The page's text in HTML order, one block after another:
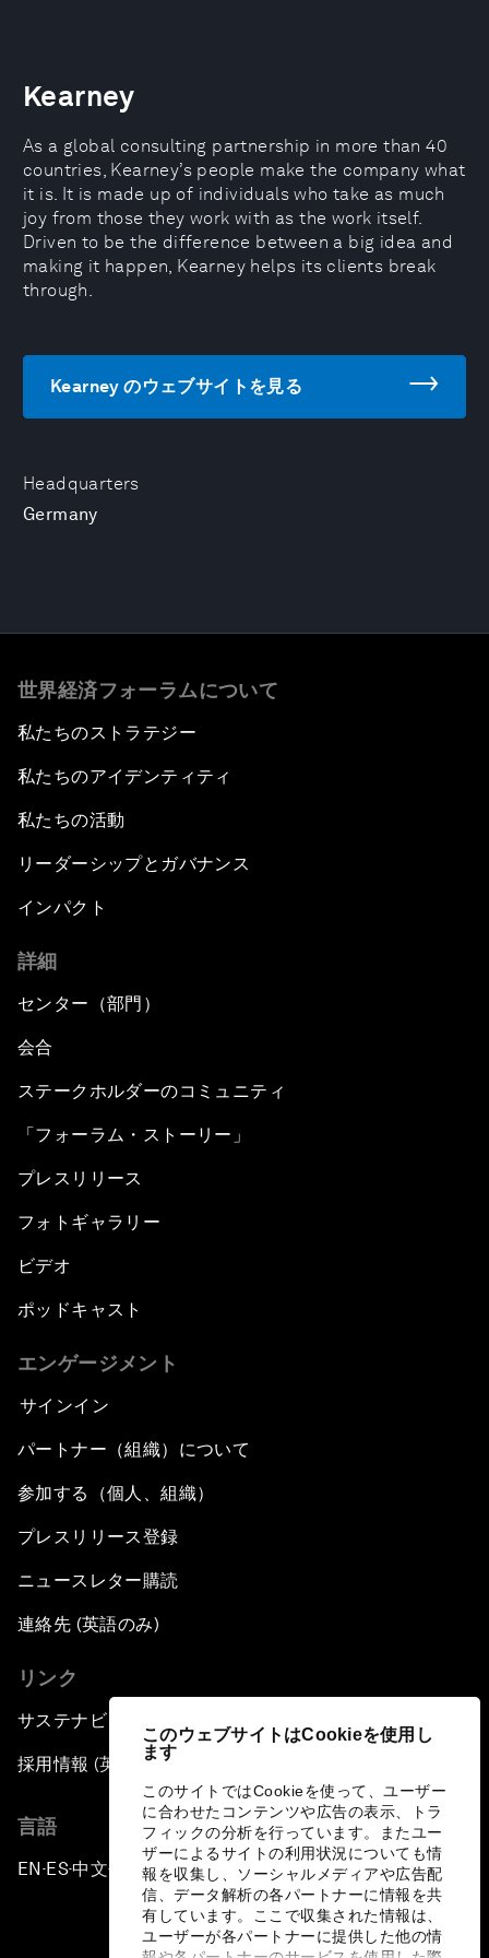
このウェブサイトはCookieを使用し
ます
このサイトではCookieを使って、ユーザー
に合わせたコンテンツや広告の表示、トラ
フィックの分析を行っています。またユー
ザーによるサイトの利用状況についても情
報を収集し、ソーシャルメディアや広告配
信、データ解析の各パートナーに情報を共
有しています。ここで収集された情報は、
ユーザーが各パートナーに提供した他の情
Headquarters
Germany
Kearney
As a global consulting partnership in more than 40
countries, Kearney’s people make the company what
it is. It is made up of individuals who take as much
joy from those they work with as the work itself.
Driven to be the difference between a big idea and
making it happen, Kearney helps its clients break
through.
Kearney のウェブサイトを見る
世界経済フォーラムについて
私たちのストラテジー
私たちのアイデンティティ
私たちの活動
リーダーシップとガバナンス
インパクト
詳細
センター（部門）
会合
ステークホルダーのコミュニティ
「フォーラム・ストーリー」
プレスリリース
フォトギャラリー
ビデオ
ポッドキャスト
エンゲージメント
サインイン
パートナー（組織）について
参加する（個人、組織）
プレスリリース登録
ニュースレター購読
連絡先 (英語のみ)
リンク
サステナビリティへの取り組み
採用情報 (英語のみ)
言語
EN ▪ES▪中文▪ 日本語